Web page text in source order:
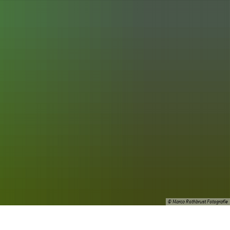
Tourismus
© Marco Rothbrust Fotografie